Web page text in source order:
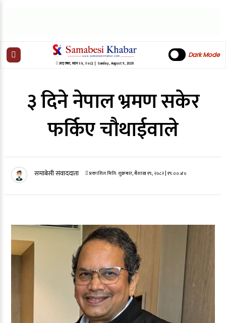
आइतबार,साउन २४,२०८३| Sunday, August 9, 2026
Dark Mode
३ दिने नेपाल भ्रमण सकेर
फर्किए चौथाईवाले
समाबेसी संवाददाता प्रकाशित मिति:शुक्रबार, बैशाख १९, २०८२| १९:००:४०